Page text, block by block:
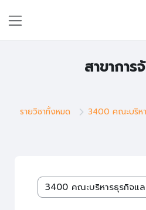
สาขาการ
รายวิชาทั้งหมด
3400 คณะบริหา
หมวดหมู่รายวิชา